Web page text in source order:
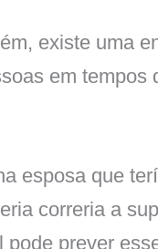
existe uma
em tempos
esposa que
correria a
prever